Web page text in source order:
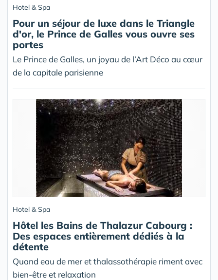
Hotel & Spa
Pour un séjour de luxe dans le Triangle
d'or, le Prince de Galles vous ouvre ses
portes
Le Prince de Galles, un joyau de l’Art Déco au cœur
de la capitale parisienne
Hotel & Spa
Hôtel les Bains de Thalazur Cabourg :
Des espaces entièrement dédiés à la
détente
Quand eau de mer et thalassothérapie riment avec
bien-être et relaxation